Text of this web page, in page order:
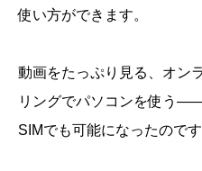
使い方ができます。
動画をたっぷり見る、オン
リングでパソコンを使う
SIMでも可能になったのです